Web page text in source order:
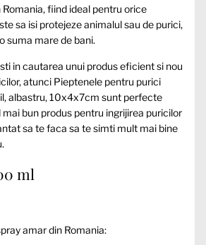
fiind ideal pentru orice
sa isi protejeze animalul sau de purici,
suma mare de bani.
in cautarea unui produs eficient si nou
atunci Pieptenele pentru purici
albastru, 10x4x7cm sunt perfecte
bun produs pentru ingrijirea puricilor
sa te faca sa te simti mult mai bine
ml
amar din Romania: